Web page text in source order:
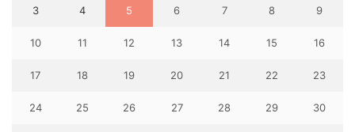
3 4 5 6 7 8 9
10 11 12 13 14 15 16
17 18 19 20 21 22 23
24 25 26 27 28 29 30